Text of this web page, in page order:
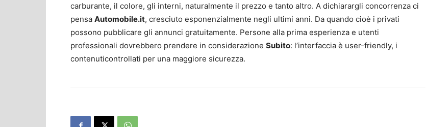
carburante, il colore, gli interni, naturalmente il prezzo e tanto altro. A dichiarargli concorrenza ci
pensa Automobile.it, cresciuto esponenzialmente negli ultimi anni. Da quando cioè i privati
possono pubblicare gli annunci gratuitamente. Persone alla prima esperienza e utenti
professionali dovrebbero prendere in considerazione Subito: l’interfaccia è user-friendly, i
contenuticontrollati per una maggiore sicurezza.